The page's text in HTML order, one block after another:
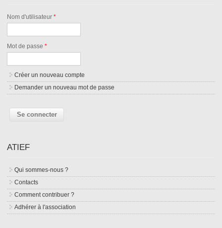
Nom d'utilisateur*
Mot de passe*
Créer un nouveau compte
Demander un nouveau mot de passe
ATIEF
Qui sommes-nous ?
Contacts
Comment contribuer ?
Adhérer à l'association